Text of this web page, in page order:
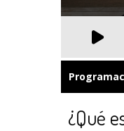
¿Qué